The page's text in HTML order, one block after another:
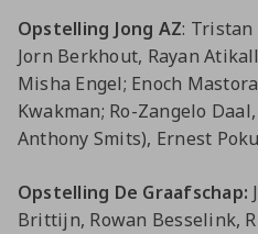
Opstelling Jong AZ:
Jorn Berkhout, Rayan
Misha Engel; Enoch
Kwakman; Ro-Zangelo
Anthony Smits), Ernest
Opstelling De Graafschap:
Brittijn, Rowan Besselink,